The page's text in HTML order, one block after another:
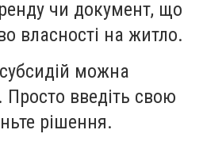
чи документ, що
власності на житло.
можна
Просто введіть свою
рішення.